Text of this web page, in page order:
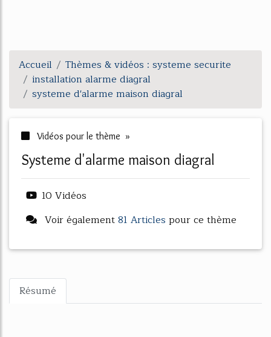
Accueil
Thèmes & vidéos : systeme securite
installation alarme diagral
systeme d'alarme maison diagral
Vidéos pour le thème »
systeme d'alarme maison diagral
10 Vidéos
Voir également81 Articles pour ce thème
Résumé